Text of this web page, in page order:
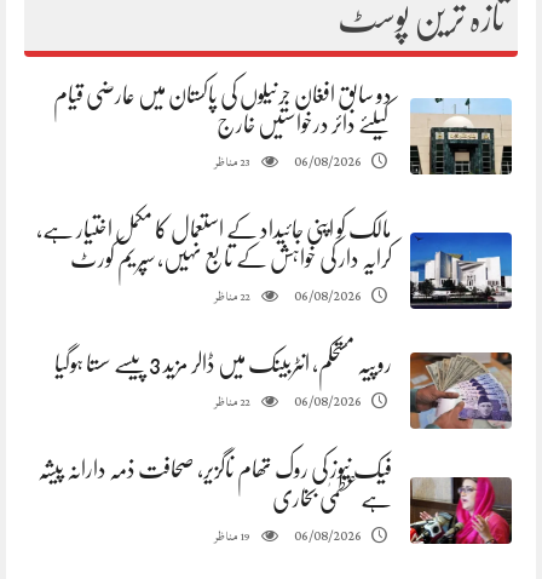
تازہ ترین پوسٹ
دو سابق افغان جرنیلوں کی پاکستان میں عارضی قیام
کیلئے دائر درخواستیں خارج
06/08/2026
23مناظر
مالک کو اپنی جائیداد کے استعمال کا مکمل اختیار ہے،
کرایہ دار کی خواہش کے تابع نہیں، سپریم کورٹ
06/08/2026
22مناظر
روپیہ مستحکم، انٹربینک میں ڈالر مزید 3 پیسے سستا ہوگیا
06/08/2026
22مناظر
فیک نیوز کی روک تھام ناگزیر، صحافت ذمہ دارانہ پیشہ
ہے عظمیٰ بخاری
06/08/2026
19مناظر